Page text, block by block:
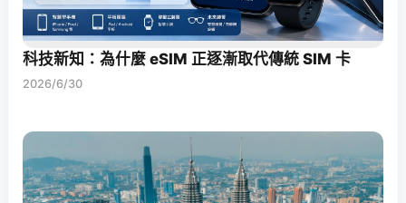
科技新知：為什麼 eSIM 正逐漸取代傳統 SIM 卡
2026/6/30